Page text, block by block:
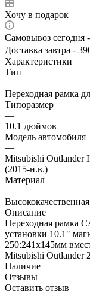
Хочу в подарок
Самовывоз сегодня
Доставка завтра -
Характеристики
Тип
—
Переходная рамка
Типоразмер
—
10.1 дюймов
Модель автомобиля
—
Mitsubishi Outlander
(2015-н.в.)
Материал
—
Описание
Переходная рамка
установки 10.1"
250:241х145мм
Mitsubishi Outlander
Наличие
Отзывы
Оставить отзыв